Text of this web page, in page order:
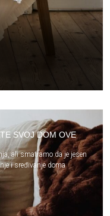
SVOJ DOM OVE
ali smatramo da je jesen
i sređivanje doma